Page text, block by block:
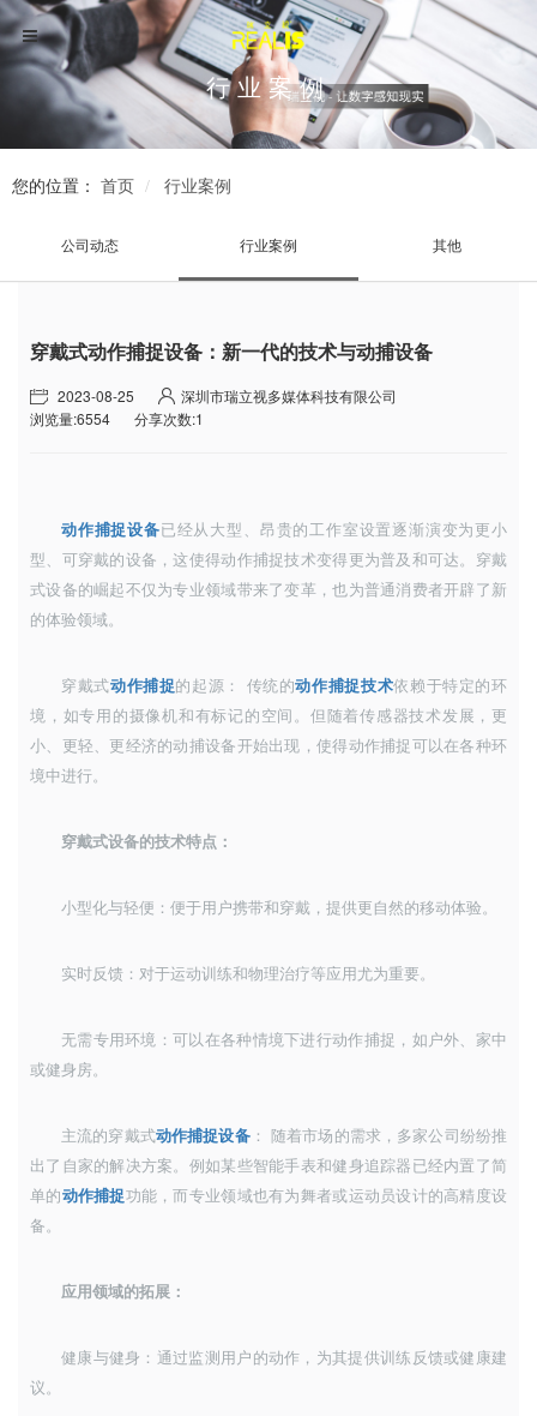
行业案例
您的位置： 首页 行业案例
公司动态 行业案例 其他
穿戴式动作捕捉设备：新一代的技术与动捕设备
2023-08-25
深圳市瑞立视多媒体科技有限公司
浏览量:6554
分享次数:1
动作捕捉设备已经从大型、昂贵的工作室设置逐渐演变为更小
型、可穿戴的设备，这使得动作捕捉技术变得更为普及和可达。穿戴
式设备的崛起不仅为专业领域带来了变革，也为普通消费者开辟了新
的体验领域。
穿戴式动作捕捉的起源： 传统的动作捕捉技术依赖于特定的环
境，如专用的摄像机和有标记的空间。但随着传感器技术发展，更
小、更轻、更经济的动捕设备开始出现，使得动作捕捉可以在各种环
境中进行。
穿戴式设备的技术特点：
小型化与轻便：便于用户携带和穿戴，提供更自然的移动体验。
实时反馈：对于运动训练和物理治疗等应用尤为重要。
无需专用环境：可以在各种情境下进行动作捕捉，如户外、家中
或健身房。
主流的穿戴式动作捕捉设备： 随着市场的需求，多家公司纷纷推
出了自家的解决方案。例如某些智能手表和健身追踪器已经内置了简
单的动作捕捉功能，而专业领域也有为舞者或运动员设计的高精度设
备。
应用领域的拓展：
健康与健身：通过监测用户的动作，为其提供训练反馈或健康建
议。